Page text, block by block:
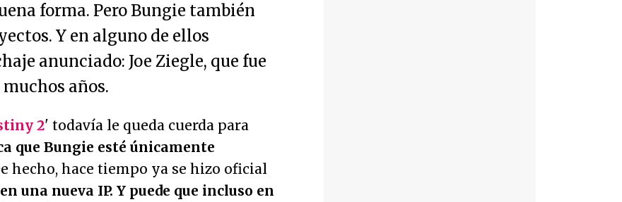
forma. Pero Bungie también
Y en alguno de ellos
anunciado: Joe Ziegle, que fue
años.
2' todavía le queda cuerda para
que Bungie esté únicamente
hecho, hace tiempo ya se hizo oficial
una nueva IP. Y puede que incluso en